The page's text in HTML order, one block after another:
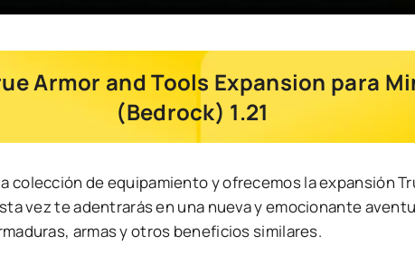
Armor and Tools Expansion para
(Bedrock) 1.21
colección de equipamiento y ofrecemos la expansión
vez te adentrarás en una nueva y emocionante
armas y otros beneficios similares.